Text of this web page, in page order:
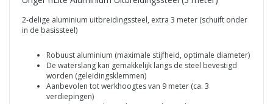
2-delige aluminium uitbreidingssteel, extra 3 meter (schuift onder
in de basissteel)
Robuust aluminium (maximale stijfheid, optimale diameter)
De waterslang kan gemakkelijk langs de steel bevestigd
worden (geleidingsklemmen)
Aanbevolen tot werkhoogtes van 9 meter (ca. 3
verdiepingen)